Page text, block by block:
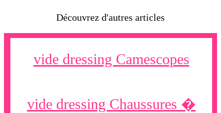
Découvrez d'autres articles
vide dressing Camescopes
vide dressing Chaussures �